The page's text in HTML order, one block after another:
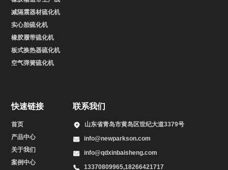
减隔震器材硫化机
实心胎硫化机
橡胶履带硫化机
板式换热器硫化机
空气弹簧硫化机
快速链接
首页
产品中心
关于我们
案例中心
联系我们
山东省青岛市黄岛区世纪大道3379号
info@newparkson.com
info@qdxinbaisheng.com
13370809965,18266421717